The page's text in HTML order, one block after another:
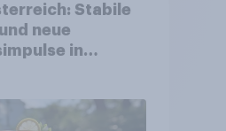
Stabile
neue
in